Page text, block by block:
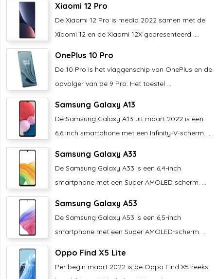
Xiaomi 12 Pro
De Xiaomi 12 Pro is medio 2022 samen met de
Xiaomi 12 en de Xiaomi 12X gepresenteerd. ...
OnePlus 10 Pro
De 10 Pro is het vlaggenschip van OnePlus en de
opvolger van de 9 Pro. Het toestel ...
Samsung Galaxy A13
De Samsung Galaxy A13 uit maart 2022 is een
6,6 inch smartphone met een Infinity-V-scherm. ...
Samsung Galaxy A33
De Samsung Galaxy A33 is een 6,4-inch
smartphone met een Super AMOLED scherm. ...
Samsung Galaxy A53
De Samsung Galaxy A53 is een 6,5-inch
smartphone met een Super AMOLED-scherm. ...
Oppo Find X5 Lite
Per begin maart 2022 is de Oppo Find X5-reeks